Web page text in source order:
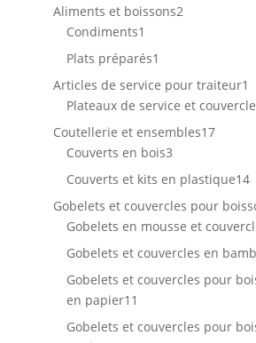
produits
Aliments et boissons22
Condiments1
produit
Plats préparés1
produit
Articles de service pour traiteur1
Plateaux de service et
Coutellerie et ensembles1717
Couverts en bois33
produits
Couverts et kits en plastique1414
Gobelets et couvercles pour
Gobelets en mousse et
Gobelets et couvercles en
Gobelets et couvercles pour
en papier11
produits
Gobelets et couvercles pour